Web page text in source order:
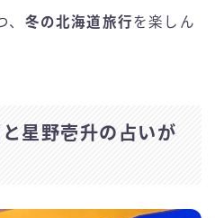
、 冬の北海道旅行を楽しん
星野壱升の占いが